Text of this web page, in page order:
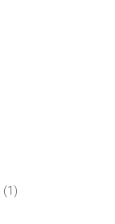
(1)